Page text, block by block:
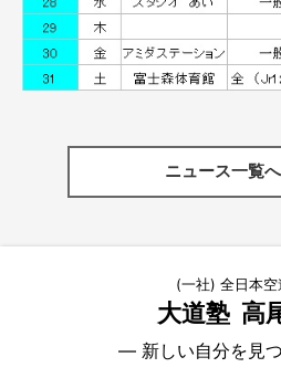
ニュース一覧へ
(一社) 全日本空
大道塾 高
― 新しい自分を見